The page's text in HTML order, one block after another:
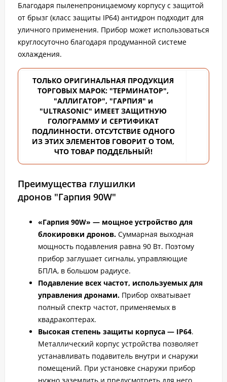
Благодаря пыленепроницаемому корпусу с защитой
от брызг (класс защиты IP64) антидрон подходит для
уличного применения. Прибор может использоваться
круглосуточно благодаря продуманной системе
охлаждения.
ТОЛЬКО ОРИГИНАЛЬНАЯ ПРОДУКЦИЯ
ТОРГОВЫХ МАРОК: "ТЕРМИНАТОР",
"АЛЛИГАТОР", "ГАРПИЯ" и
"ULTRASONIC" ИМЕЕТ ЗАЩИТНУЮ
ГОЛОГРАММУ И СЕРТИФИКАТ
ПОДЛИННОСТИ. ОТСУТСТВИЕ ОДНОГО
ИЗ ЭТИХ ЭЛЕМЕНТОВ ГОВОРИТ О ТОМ,
ЧТО ТОВАР ПОДДЕЛЬНЫЙ!
Преимущества глушилки
дронов "Гарпия 90W"
«Гарпия 90W» — мощное устройство для
блокировки дронов. Суммарная выходная
мощность подавления равна 90 Вт. Поэтому
прибор заглушает сигналы, управляющие
БПЛА, в большом радиусе.
Подавление всех частот, используемых для
управления дронами. Прибор охватывает
полный спектр частот, применяемых в
квадракоптерах.
Высокая степень защиты корпуса — IP64.
Металлический корпус устройства позволяет
устанавливать подавитель внутри и снаружи
помещений. При установке снаружи прибор